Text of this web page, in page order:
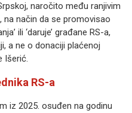
naročito među ranjivim
na način da se promovisao
ili ‘daruje’ građane RS-a,
a ne o donaciji plaćenoj
Išerić.
RS-a
iz 2025. osuđen na godinu